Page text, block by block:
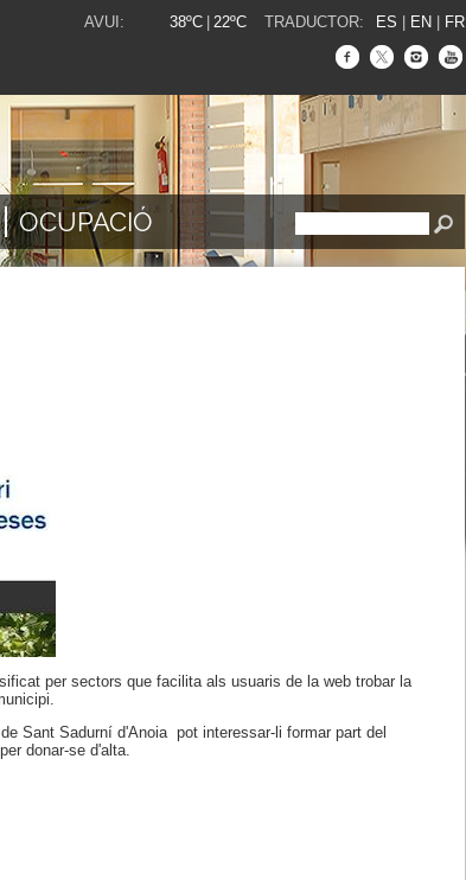
AVUI: 38ºC 22ºC TRADUCTOR: ES EN FR
OCUPACIÓ
per sectors que facilita als usuaris de la web trobar la
Sant Sadurní d'Anoia pot interessar-li formar part del
donar-se d'alta.